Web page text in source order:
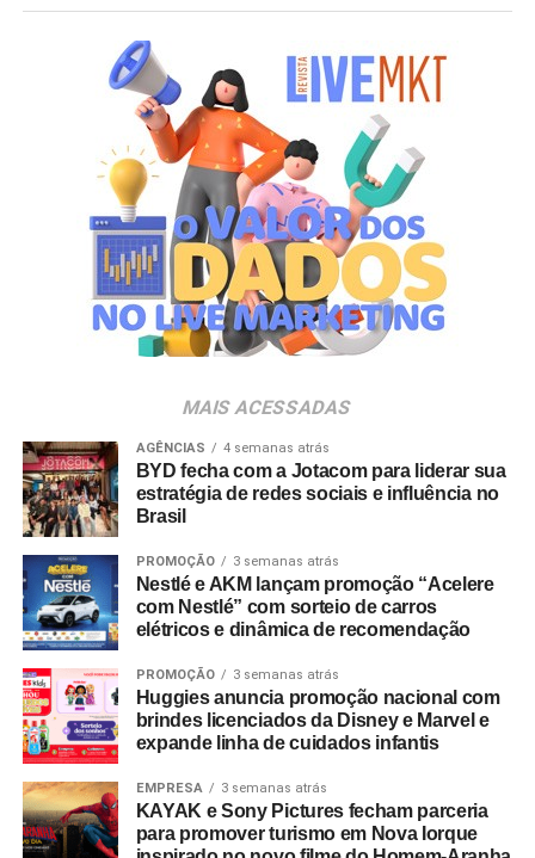
casa entre 2023 e 2025. Em sua trajetória corporativa,
Fiuza reúne experiência em operações publicitárias como
Mutato, Publicis Brasil, DPZ e Neogama/BBH.
“Eto e Marcelo têm expertises distintas e
complementares, além de já terem trabalhado juntos e
conhecerem profundamente o DNA da Cheil – sabendo
muito bem navegar pelas diversas disciplinas e
plataformas que oferecemos para nossos clientes.
Acreditamos que essa liderança compartilhada trará uma
série de benefícios para os processos, além de
resultados ainda mais efetivos para nossos projetos e
A movimentação busca fortalecer a entrega criativa
integrada às demais áreas de especialidade da agência.
Além dos serviços tradicionais de planejamento, criação
e mídia, a Cheil opera com núcleos dedicados de
retail, eventos,live commerce, produção de conteúdo,
sociale um estúdio proprietário voltado a soluções de
inteligência artificial.
MAIS ACESSADAS
AGÊNCIAS 4 semanas atrás
BYD fecha com a Jotacom para liderar sua
estratégia de redes sociais e influência no
Brasil
PROMOÇÃO 3 semanas atrás
Nestlé e AKM lançam promoção “Acelere
com Nestlé” com sorteio de carros
elétricos e dinâmica de recomendação
PROMOÇÃO 3 semanas atrás
Huggies anuncia promoção nacional com
brindes licenciados da Disney e Marvel e
expande linha de cuidados infantis
EMPRESA 3 semanas atrás
KAYAK e Sony Pictures fecham parceria
para promover turismo em Nova Iorque